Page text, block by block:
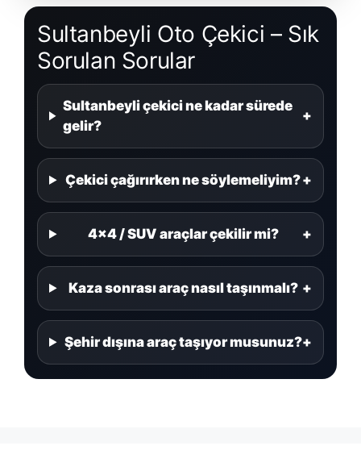
Sultanbeyli Oto Çekici – Sık
Sorulan Sorular
Sultanbeyli çekici ne kadar sürede
gelir?
+
Çekici çağırırken ne söylemeliyim?+
4×4 / SUV araçlar çekilir mi? +
Kaza sonrası araç nasıl taşınmalı? +
Şehir dışına araç taşıyor musunuz?+